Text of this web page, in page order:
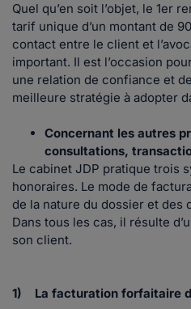
Quel qu’en soit l’objet, le 1er
tarif unique d’un montant de
contact entre le client et
important. Il est l’occasion
une relation de confiance et
meilleure stratégie à adopter
Concernant les autres
consultations,
Le cabinet JDP pratique trois
honoraires. Le mode de
de la nature du dossier et des
Dans tous les cas, il résulte
son client.
1) La facturation forfaitaire